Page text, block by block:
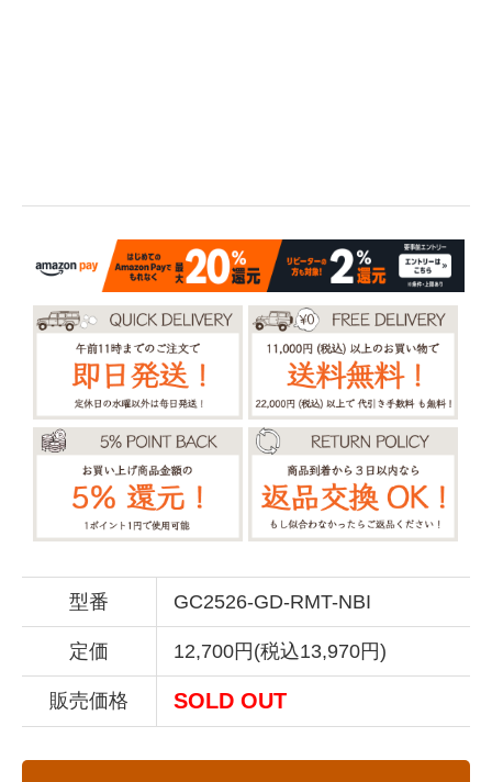
型番 GC2526-GD-RMT-NBI
定価 12,700円(税込13,970円)
販売価格 SOLD OUT